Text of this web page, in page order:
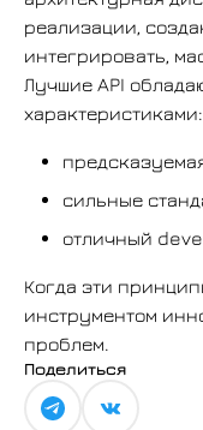
реализации,
интегрировать,
Лучшие API
характеристиками:
сильные
отличный
Когда эти
инструментом
проблем.
Поделиться